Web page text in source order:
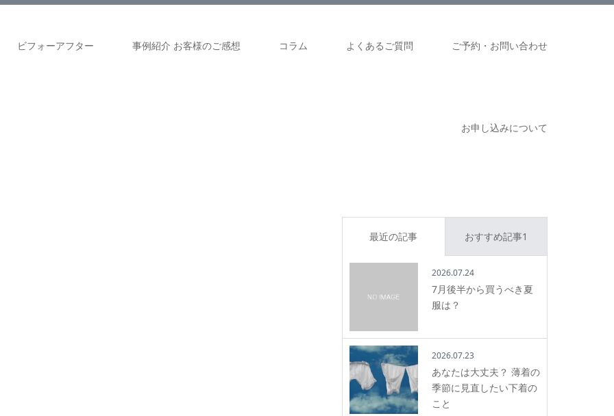
ビフォーアフター 事例紹介 お客様のご感想 コラム よくあるご質問 ご予約・お問い合わせ
お申し込みについて
最近の記事 おすすめ記事1
2026.07.24
7月後半から買うべき夏
服は？
2026.07.23
あなたは大丈夫？ 薄着の
季節に見直したい下着の
こと